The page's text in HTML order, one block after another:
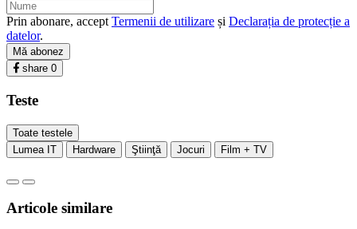
Prin abonare, accept Termenii de utilizare și Declarația de protecție a
datelor.
Mă abonez
share 0
Teste
Toate testele
Lumea IT
Hardware Ştiinţă Jocuri Film + TV
Articole similare